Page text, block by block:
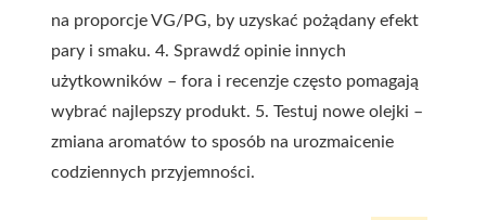
na proporcje VG/PG, by uzyskać pożądany efekt
pary i smaku. 4. Sprawdź opinie innych
użytkowników – fora i recenzje często pomagają
wybrać najlepszy produkt. 5. Testuj nowe olejki –
zmiana aromatów to sposób na urozmaicenie
codziennych przyjemności.